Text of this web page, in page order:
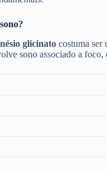
glicinato costuma ser
sono associado a foco,